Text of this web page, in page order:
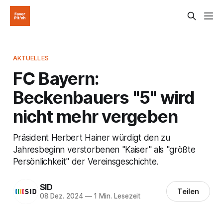
AKTUELLES
FC Bayern:
Beckenbauers "5" wird
nicht mehr vergeben
Präsident Herbert Hainer würdigt den zu
Jahresbeginn verstorbenen "Kaiser" als "größte
Persönlichkeit" der Vereinsgeschichte.
SID
08 Dez. 2024 —1 Min. Lesezeit Teilen